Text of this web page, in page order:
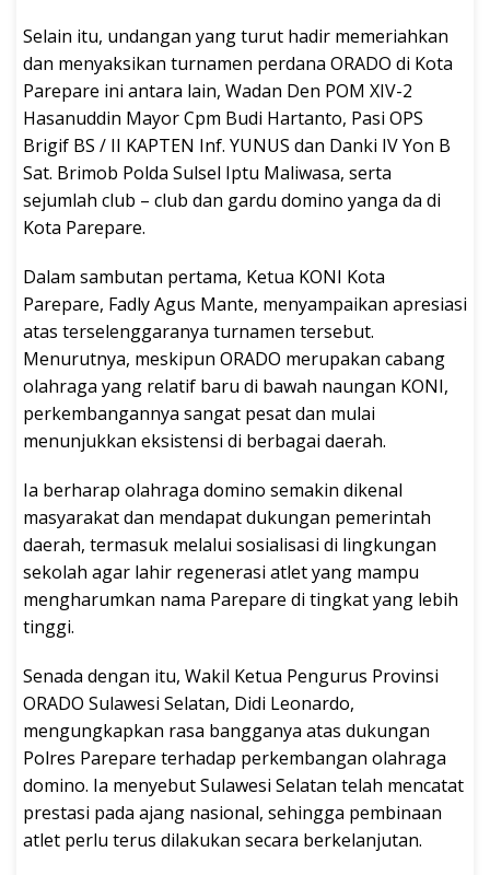
Selain itu, undangan yang turut hadir memeriahkan
dan menyaksikan turnamen perdana ORADO di Kota
Parepare ini antara lain, Wadan Den POM XIV-2
Hasanuddin Mayor Cpm Budi Hartanto, Pasi OPS
Brigif BS / II KAPTEN Inf. YUNUS dan Danki IV Yon B
Sat. Brimob Polda Sulsel Iptu Maliwasa, serta
sejumlah club – club dan gardu domino yanga da di
Kota Parepare.
Dalam sambutan pertama, Ketua KONI Kota
Parepare, Fadly Agus Mante, menyampaikan apresiasi
atas terselenggaranya turnamen tersebut.
Menurutnya, meskipun ORADO merupakan cabang
olahraga yang relatif baru di bawah naungan KONI,
perkembangannya sangat pesat dan mulai
menunjukkan eksistensi di berbagai daerah.
Ia berharap olahraga domino semakin dikenal
masyarakat dan mendapat dukungan pemerintah
daerah, termasuk melalui sosialisasi di lingkungan
sekolah agar lahir regenerasi atlet yang mampu
mengharumkan nama Parepare di tingkat yang lebih
tinggi.
Senada dengan itu, Wakil Ketua Pengurus Provinsi
ORADO Sulawesi Selatan, Didi Leonardo,
mengungkapkan rasa bangganya atas dukungan
Polres Parepare terhadap perkembangan olahraga
domino. Ia menyebut Sulawesi Selatan telah mencatat
prestasi pada ajang nasional, sehingga pembinaan
atlet perlu terus dilakukan secara berkelanjutan.